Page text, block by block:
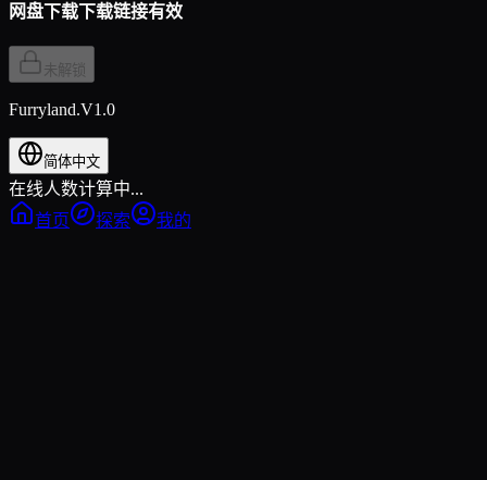
网盘下载下载链接有效
未解锁
Furryland.V1.0
简体中文
在线人数计算中...
首页
探索 我的